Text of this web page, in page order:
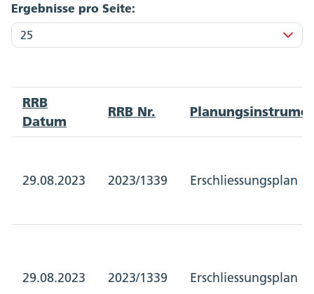
Ergebnisse pro Seite:
RRB
Datum
RRB Nr.
29.08.2023 2023/1339 Erschliessungsplan
29.08.2023 2023/1339 Erschliessungsplan